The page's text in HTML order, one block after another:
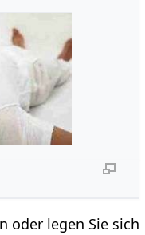
oder legen Sie sich